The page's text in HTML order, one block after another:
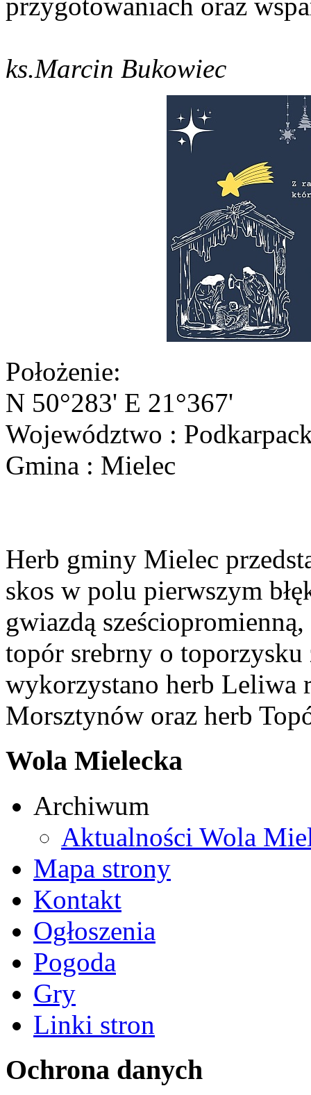
przygotowaniach oraz
ks.Marcin Bukowiec
Położenie:
N 50°283' E 21°367'
Województwo :
Gmina : Mielec
Herb gminy Mielec
skos w polu pierwszym
gwiazdą
topór srebrny o
wykorzystano herb Leliwa
Morsztynów oraz herb
Wola Mielecka
Archiwum
Aktualności Wola
Mapa strony
Kontakt
Ogłoszenia
Pogoda
Gry
Linki stron
Ochrona danych